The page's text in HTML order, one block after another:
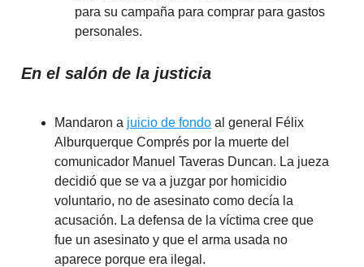
para su campaña para comprar para gastos
personales.
En el salón de la justicia
Mandaron a juicio de fondo al general Félix
Alburquerque Comprés por la muerte del
comunicador Manuel Taveras Duncan. La jueza
decidió que se va a juzgar por homicidio
voluntario, no de asesinato como decía la
acusación. La defensa de la víctima cree que
fue un asesinato y que el arma usada no
aparece porque era ilegal.